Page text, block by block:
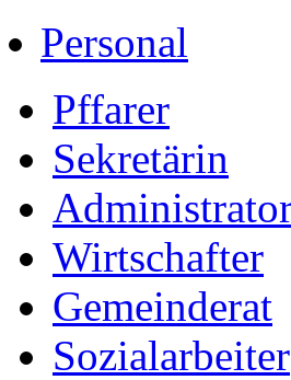
Personal
Pffarer
Sekretärin
Wirtschafter
Gemeinderat
Sozialarbeiter